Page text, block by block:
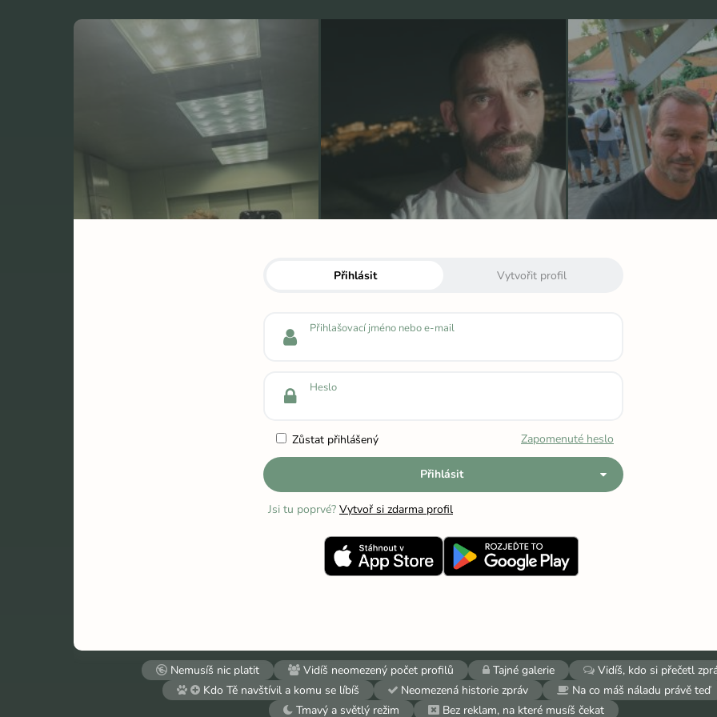
Přihlásit Vytvořit profil
Přihlašovací jméno nebo e-mail
Heslo
Zůstat přihlášený Zapomenuté heslo
Přihlásit
Jsi tu poprvé? Vytvoř si zdarma profil
Nemusíš nic platit Vidíš neomezený počet profilů Tajné galerie
Vidíš, kdo si přečetl
Kdo Tě navštívil a komu se líbíš
Neomezená historie zpráv
Na co máš náladu právě teď
Tmavý a světlý režim
Bez reklam, na které musíš čekat